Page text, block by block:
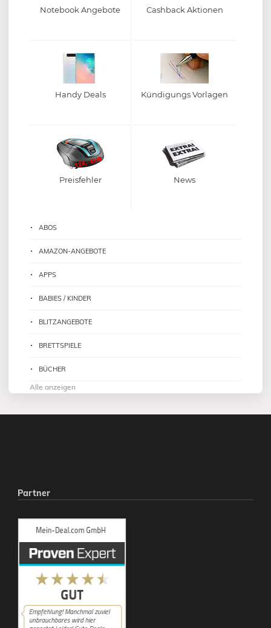
Notebook Angebote Cashback Aktionen
Handy Deals Kündigungs Vorlagen
Preisfehler News
ABOS
AMAZON-ANGEBOTE
APPS
BABIES / KINDER
BLITZANGEBOTE
BRETTSPIELE
BÜCHER
Alle anzeigen
Partner